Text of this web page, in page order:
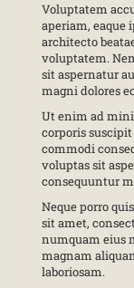
Voluptatem
aperiam, eaque
architecto
voluptatem.
sit aspernatur
magni dolores
Ut enim ad
corporis
commodi
voluptas sit
consequuntur
Neque porro
sit amet,
numquam eius
magnam
laboriosam.